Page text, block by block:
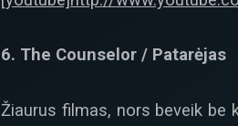
6. The Counselor / Patarėjas
Žiaurus filmas, nors beveik be